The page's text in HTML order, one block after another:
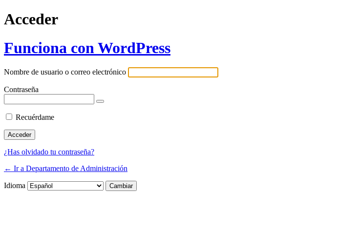
Acceder
Funciona con WordPress
Nombre de usuario o correo electrónico
Contraseña
Recuérdame
¿Has olvidado tu contraseña?
← Ir a Departamento de Administración
Idioma